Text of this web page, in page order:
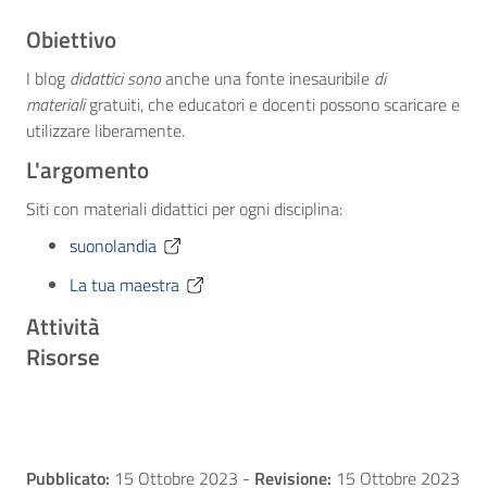
Obiettivo
I blog didattici sonoanche una fonte inesauribile di
materialigratuiti, che educatori e docenti possono scaricare e
utilizzare liberamente.
L'argomento
Siti con materiali didattici per ogni disciplina:
suonolandia
La tua maestra
Attività
Risorse
Pubblicato: 15 Ottobre 2023 - Revisione: 15 Ottobre 2023